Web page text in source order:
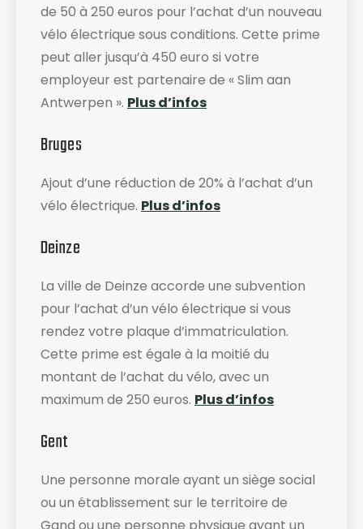
de 50 à 250 euros pour l’achat d’un nouveau
vélo électrique sous conditions. Cette prime
peut aller jusqu’à 450 euro si votre
employeur est partenaire de « Slim aan
Antwerpen ». Plus d’infos
Bruges
Ajout d’une réduction de 20% à l’achat d’un
vélo électrique. Plus d’infos
Deinze
La ville de Deinze accorde une subvention
pour l’achat d’un vélo électrique si vous
rendez votre plaque d’immatriculation.
Cette prime est égale à la moitié du
montant de l’achat du vélo, avec un
maximum de 250 euros. Plus d’infos
Gent
Une personne morale ayant un siège social
ou un établissement sur le territoire de